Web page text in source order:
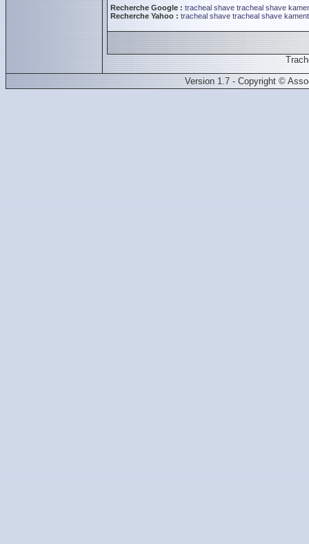
Recherche Google : tracheal shave tracheal shave
Recherche Yahoo : tracheal shave tracheal shave
Version 1.7 - Copyright ©